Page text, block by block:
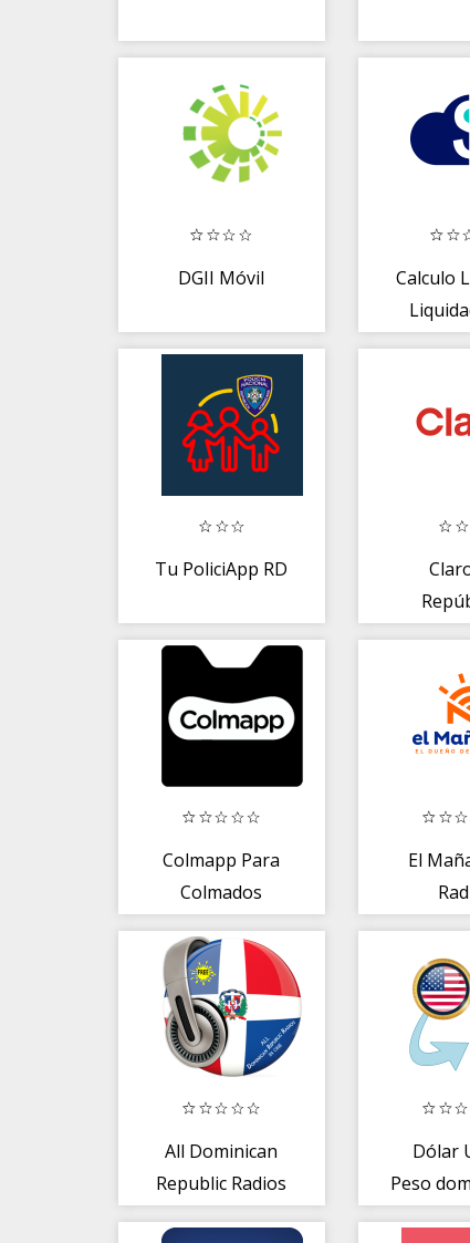
DGII Móvil
Calculo
Tu PoliciApp RD
Colmapp Para
Colmados
El
All Dominican
Republic Radios
Dólar
Peso